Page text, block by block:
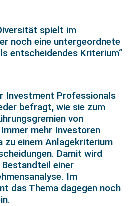
spielt im
noch eine untergeordnete
entscheidendes Kriterium“
Investment Professionals
befragt, wie sie zum
von
mehr Investoren
zu einem Anlagekriterium
Damit wird
einer
Im
das Thema dagegen noch